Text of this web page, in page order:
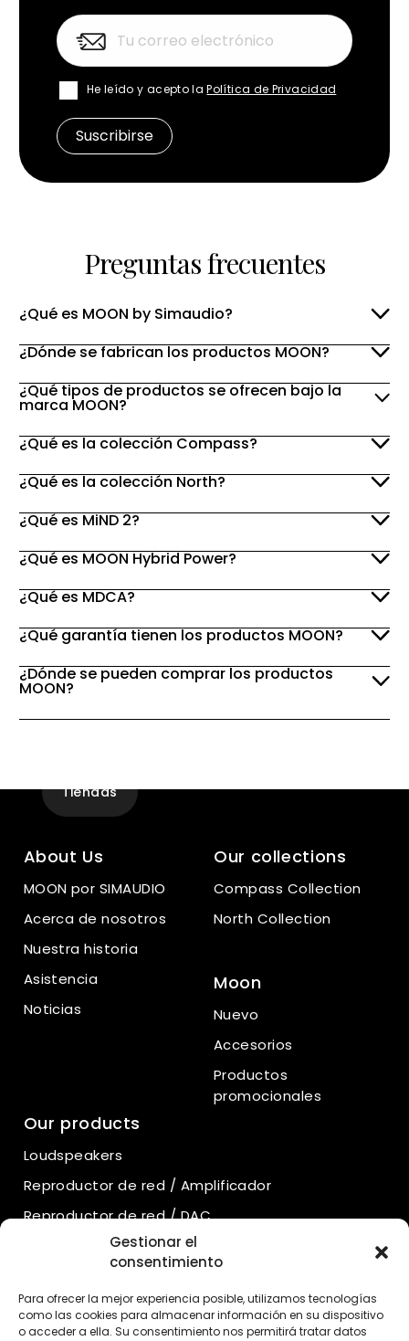
Gestionar el
consentimiento
Para ofrecer la mejor experiencia posible, utilizamos tecnologías
como las cookies para almacenar información en su dispositivo
o acceder a ella. Su consentimiento nos permitirá tratar datos
He leído y acepto laPolítica de Privacidad
Preguntas frecuentes
¿Qué es MOON by Simaudio?
¿Dónde se fabrican los productos MOON?
¿Qué tipos de productos se ofrecen bajo la
marca MOON?
¿Qué es la colección Compass?
¿Qué es la colección North?
¿Qué es MiND 2?
¿Qué es MOON Hybrid Power?
¿Qué es MDCA?
¿Qué garantía tienen los productos MOON?
¿Dónde se pueden comprar los productos
MOON?
Tiendas
About Us
MOON por SIMAUDIO
Acerca de nosotros
Nuestra historia
Asistencia
Noticias
Our collections
Compass Collection
North Collection
Moon
Nuevo
Accesorios
Productos
promocionales
Our products
Loudspeakers
Reproductor de red / Amplificador
Reproductor de red / DAC
Amplificadores integrados
Preamplificadores
Preamplificadores de fono